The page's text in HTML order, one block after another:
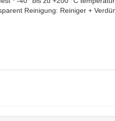
Reinigung: Reiniger +